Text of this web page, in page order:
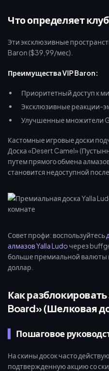
этом руководстве подробно
алмазов, график событий
инструкции по разблокировке
максимальной выгодой от
Что определяет
Эти эксклюзивные
Baron ($39,99/мес).
Преимущества VIP Baron:
Приоритетный доступ к
Эксклюзивные реакции-
Улучшенные множители
Кастомные игровые доски
Доска «Desert Camel»
путем прямого обмена
становится недоступной
Совет профи: воспользуйтесь
алмазов Yalla Ludo через
больше премиальной
доллар.
Как разблокировать
Board» (Шелковая
Пошаговое
На скины досок часто
подтвержденную акцию со